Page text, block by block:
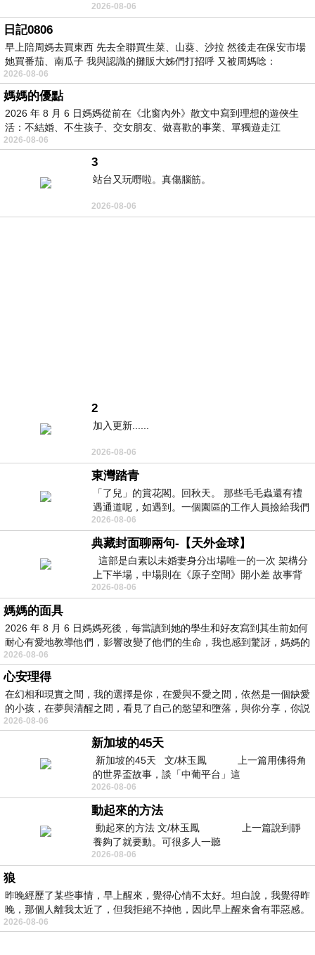
中，以沈靜的藍色空間為背景，描繪了
2026-08-06
日記0806
早上陪周媽去買東西 先去全聯買生菜、山葵、沙拉 然後走在保安市場
她買番茄、南瓜子 我與認識的攤販大姊們打招呼 又被周媽唸：
2026-08-06
媽媽的優點
2026 年 8 月 6 日媽媽從前在《北窗內外》散文中寫到理想的遊俠生
活：不結婚、不生孩子、交女朋友、做喜歡的事業、單獨遊走江
湖⋯⋯，
2026-08-06
3
站台又玩嘢啦。真傷腦筋。
2026-08-06
2
加入更新......
2026-08-06
東灣踏青
「了兒」的賞花閣。回秋天。 那些毛毛蟲還有禮
遇通道呢，如遇到。一個園區的工作人員撿給我們
細賞。
2026-08-06
典藏封面聊兩句-【天外金球】
這部是白素以未婚妻身分出場唯一的一次 架構分
上下半場，中場則在《原子空間》開小差 故事背
景影射西藏境外流亡 地下組織
2026-08-06
媽媽的面具
2026 年 8 月 6 日媽媽死後，每當讀到她的學生和好友寫到其生前如何
耐心有愛地教導他們，影響改變了他們的生命，我也感到驚訝，媽媽的
2026-08-06
心安理得
在幻相和現實之間，我的選擇是你，在愛與不愛之間，依然是一個缺愛
的小孩，在夢與清醒之間，看見了自己的慾望和墮落，與你分享，你説
2026-08-06
新加坡的45天
新加坡的45天 文/林玉鳳 上一篇用佛得角
的世界盃故事，談「中葡平台」這
2026-08-06
動起來的方法
動起來的方法 文/林玉鳳 上一篇說到靜
養夠了就要動。可很多人一聽
2026-08-06
狼
昨晚經歷了某些事情，早上醒來，覺得心情不太好。坦白說，我覺得昨
晚，那個人離我太近了，但我拒絕不掉他，因此早上醒來會有罪惡感。
2026-08-06